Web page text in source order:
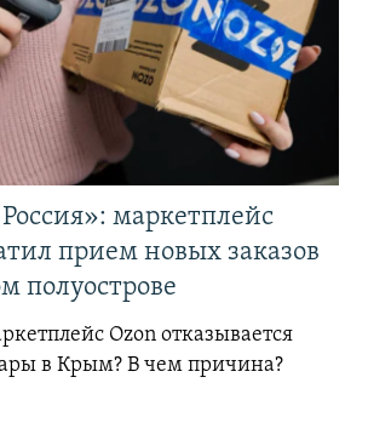
маркетплейс
прием новых заказов
полуострове
Ozon отказывается
в Крым? В чем причина?